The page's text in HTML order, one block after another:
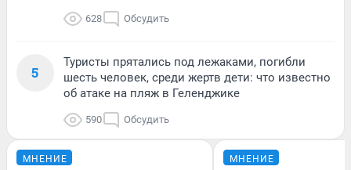
628 Обсудить
5
Туристы прятались под лежаками, погибли
шесть человек, среди жертв дети: что известно
об атаке на пляж в Геленджике
590 Обсудить
МНЕНИЕ МНЕНИЕ